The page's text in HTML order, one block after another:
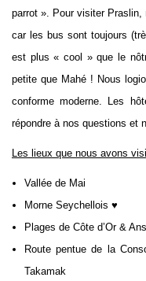
parrot ». Pour visiter
car les bus sont toujours
est plus « cool » que le
petite que Mahé ! Nous
conforme moderne. Les
répondre à nos questions et
Les lieux que nous avons
Vallée de Mai
Morne Seychellois ♥
Plages de Côte d’Or &
Route pentue de la
Takamak